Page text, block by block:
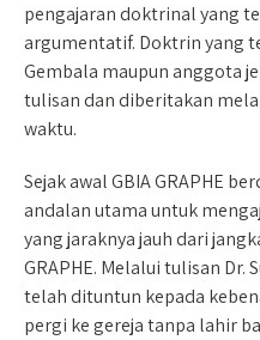
pengajaran doktrinal yang
argumentatif. Doktrin yang
Gembala maupun anggota
tulisan dan diberitakan
waktu.
Sejak awal GBIA GRAPHE
andalan utama untuk
yang jaraknya jauh dari
GRAPHE. Melalui tulisan Dr.
telah dituntun kepada
pergi ke gereja tanpa lahir